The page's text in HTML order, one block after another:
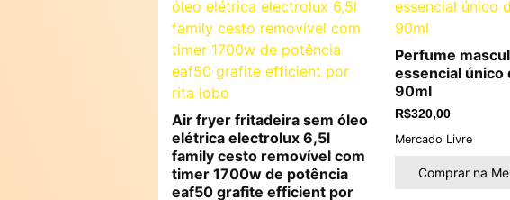
Air fryer fritadeira sem óleo
elétrica electrolux 6,5l
family cesto removível com
timer 1700w de potência
eaf50 grafite efficient por
Perfume
essencial único
90ml
R$320,00
Mercado Livre
Comprar na